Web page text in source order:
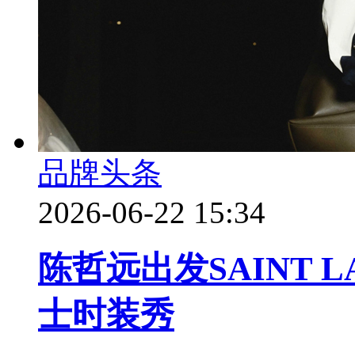
品牌头条
2026-06-22 15:34
陈哲远出发SAINT
士时装秀